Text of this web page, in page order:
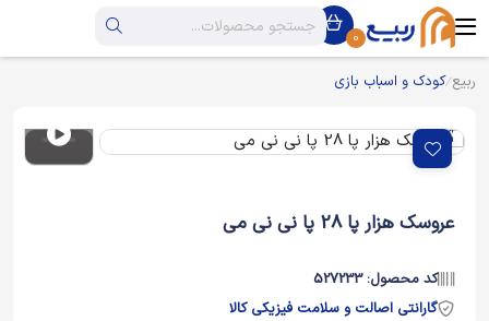
0
ربیع کودک و اسباب بازی
عروسک هزار پا 28 پا نی نی می
کد محصول: 527233
گارانتی اصالت و سلامت فیزیکی کالا